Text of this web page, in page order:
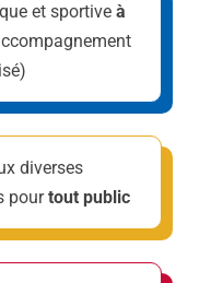
et sportiveà
diverses
pourtout public